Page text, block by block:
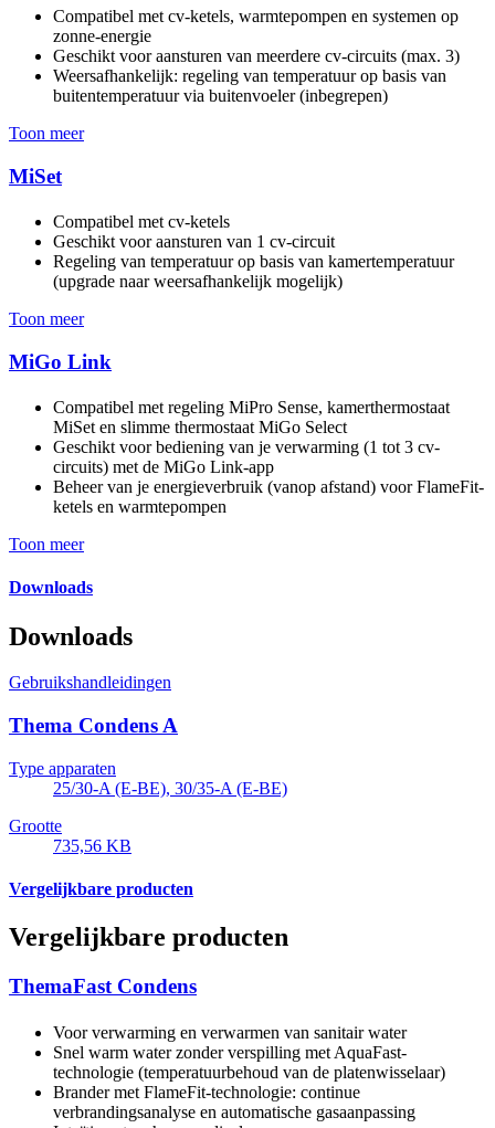
Compatibel met cv-ketels, warmtepompen en systemen op
zonne-energie
Geschikt voor aansturen van meerdere cv-circuits (max. 3)
Weersafhankelijk: regeling van temperatuur op basis van
buitentemperatuur via buitenvoeler (inbegrepen)
Toon meer
MiSet
Compatibel met cv-ketels
Geschikt voor aansturen van 1 cv-circuit
Regeling van temperatuur op basis van kamertemperatuur
(upgrade naar weersafhankelijk mogelijk)
Toon meer
MiGo Link
Compatibel met regeling MiPro Sense, kamerthermostaat
MiSet en slimme thermostaat MiGo Select
Geschikt voor bediening van je verwarming (1 tot 3 cv-
circuits) met de MiGo Link-app
Beheer van je energieverbruik (vanop afstand) voor FlameFit-
ketels en warmtepompen
Toon meer
Downloads
Downloads
Gebruikshandleidingen
Thema Condens A
Type apparaten
25/30-A (E-BE), 30/35-A (E-BE)
Grootte
735,56 KB
Vergelijkbare producten
Vergelijkbare producten
ThemaFast Condens
Voor verwarming en verwarmen van sanitair water
Snel warm water zonder verspilling met AquaFast-
technologie (temperatuurbehoud van de platenwisselaar)
Brander met FlameFit-technologie: continue
verbrandingsanalyse en automatische gasaanpassing